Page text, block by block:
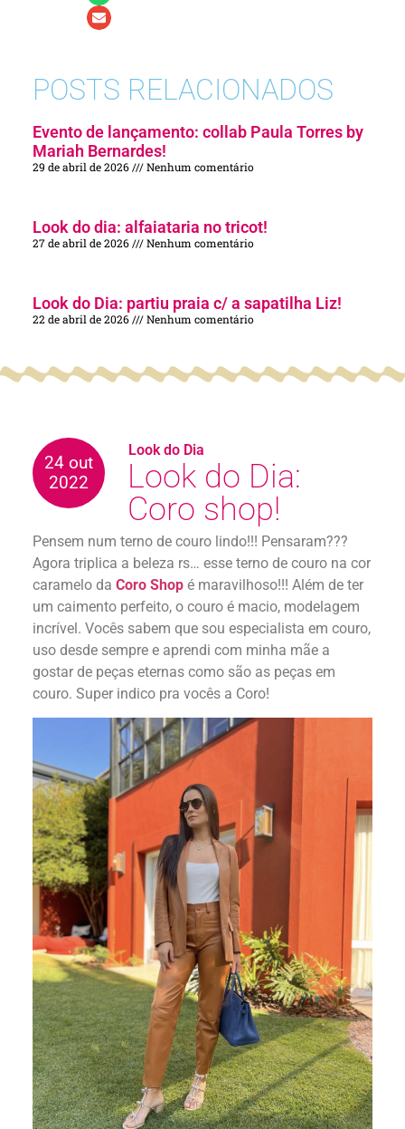
POSTS RELACIONADOS
Evento de lançamento: collab Paula Torres by
Mariah Bernardes!
29 de abril de 2026 Nenhum comentário
Look do dia: alfaiataria no tricot!
27 de abril de 2026 Nenhum comentário
Look do Dia: partiu praia c/ a sapatilha Liz!
22 de abril de 2026 Nenhum comentário
24 out
2022
Look do Dia
Look do Dia:
Coro shop!
Pensem num terno de couro lindo!!! Pensaram???
Agora triplica a beleza rs… esse terno de couro na cor
caramelo da Coro Shop é maravilhoso!!! Além de ter
um caimento perfeito, o couro é macio, modelagem
incrível. Vocês sabem que sou especialista em couro,
uso desde sempre e aprendi com minha mãe a
gostar de peças eternas como são as peças em
couro. Super indico pra vocês a Coro!